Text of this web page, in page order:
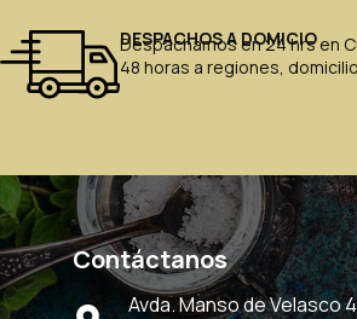
DESPACHOS A DOMICIO
Despachamos en 24 hrs en
48 horas a regiones,
Contáctanos
Avda. Manso de Velasco